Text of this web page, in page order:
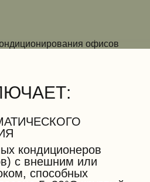
кондиционеров
с внешним или
способных